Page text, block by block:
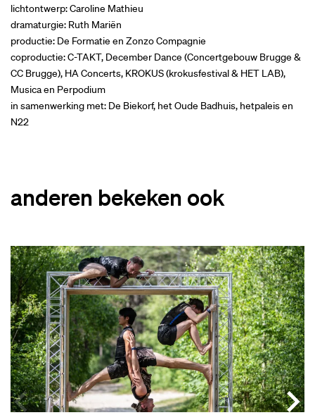
lichtontwerp: Caroline Mathieu
dramaturgie: Ruth Mariën
productie: De Formatie en Zonzo Compagnie
coproductie: C-TAKT, December Dance (Concertgebouw Brugge &
CC Brugge), HA Concerts, KROKUS (krokusfestival & HET LAB),
Musica en Perpodium
in samenwerking met: De Biekorf, het Oude Badhuis, hetpaleis en
N22
anderen bekeken ook